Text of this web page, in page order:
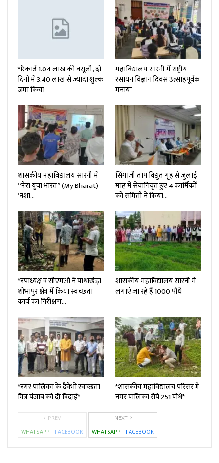
*रिकार्ड 1.04 लाख की वसूली, दो
दिनों में 3.40 लाख से ज्यादा शुल्क
जमा किया
महाविद्यालय सारनी में राष्ट्रीय
रसायन विज्ञान दिवस उत्साहपूर्वक
मनाया
शासकीय महाविद्यालय सारनी में
“मेरा युवा भारत” (My Bharat)
‘नशा…
सिंगाजी ताप विद्युत गृह से जुलाई
माह में सेवानिवृत्त हुए 4 कार्मिकों
को समिती ने किया…
*नपाध्यक्ष व सीएमओ ने पाथाखेड़ा
शोभापुर क्षेत्र में किया स्वच्छता
कार्य का निरीक्षण…
शासकीय महाविद्यालय सारनी मैं
लगाएं जा रहे हैं 1000 पौधे
*नगर पालिका के दैवेभो स्वच्छता
मित्र पंजाब को दी विदाई*
*शासकीय महाविद्यालय परिसर में
नगर पालिका रोपे 251 पौधे*
PREV
WHATSAPP
FACEBOOK
NEXT
WHATSAPP
FACEBOOK